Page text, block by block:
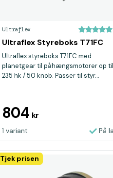
Ultraflex
Ultraflex Styreboks T71FC
Ultraflex styreboks T71FC med
planetgear til påhængsmotorer op til
235 hk / 50 knob. Passer til styr...
804 kr
1 variant På
Tjek prisen